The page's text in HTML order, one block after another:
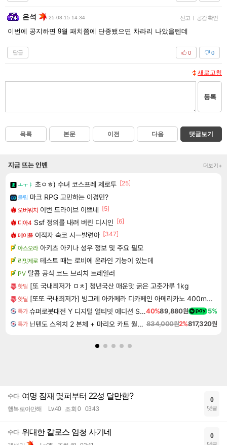
은석 25-08-15 14:34 신고 | 공감 확인
이번에 공지하면 9월 패치쯤에 단종됐으면 차라리 나았을텐데
답글 0
0
새로고침
등록
목록 본문 이전 다음 댓글보기
지금 뜨는 인벤 더보기+
ㅗㅜㅑ 초ㅇㅎ) 수녀 코스프레 제로투 [25]
클립 마크 RPG 고민하는 이경민?
오버워치 이번 드라이브 이쁘네 [5]
디아4 Ssf 정의를 내려 버린 디시인 [6]
메이플 이적자 숙코 시ㅡ발련아 [347]
아스오라 아키츠 아키나 성우 정보 및 주요 필모
리밋제로 테스트 때는 로비에 온라인 기능이 있는데
PV 탈콥 공식 코드 브리치 트레일러
핫딜 [또 국내최저가 ㅁㅊ] 청년국산 매운맛 굵은 고춧가루 1kg
핫딜 [또또 국내최저가] 빙그레 아카페라 디카페인 아메리카노 400ml x 20개
특가 슈퍼로봇대전 Y 디지털 얼티밋 에디션 Super Robot Wars Y Digital Ultimate Edition40%89,880원 5%
특가 닌텐도 스위치 2 본체 + 마리오 카트 월드 + 포켓몬 포코피아 번들 834,000원2%817,320원
수다 여명 잠재 몇퍼부터 22성 달만함?
행복로아만해 Lv.40 조회 0 03:43
0
댓글
수다 위대한 칼로스 엄청 사기네 0